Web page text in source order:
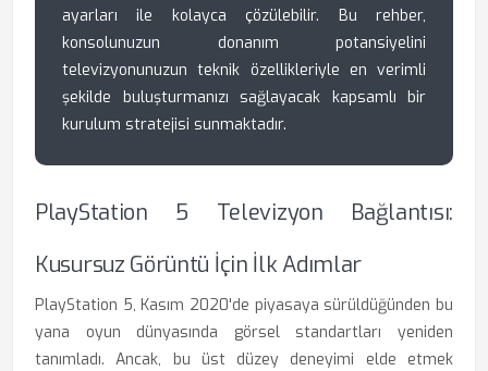
ayarları ile kolayca çözülebilir. Bu rehber,
konsolunuzun donanım potansiyelini
televizyonunuzun teknik özellikleriyle en verimli
şekilde buluşturmanızı sağlayacak kapsamlı bir
kurulum stratejisi sunmaktadır.
PlayStation 5 Televizyon Bağlantısı:
Kusursuz Görüntü İçin İlk Adımlar
PlayStation 5, Kasım 2020'de piyasaya sürüldüğünden bu
yana oyun dünyasında görsel standartları yeniden
tanımladı. Ancak, bu üst düzey deneyimi elde etmek